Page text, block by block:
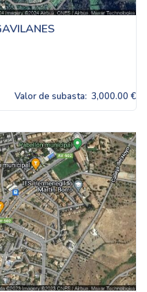
Valor de subasta: 3,000.00 €